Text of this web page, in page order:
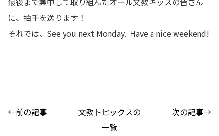
に、拍手を送ります！
それでは、See you next Monday. Have a nice weekend!
←前の記事
文教トピックスの
一覧
次の記事→